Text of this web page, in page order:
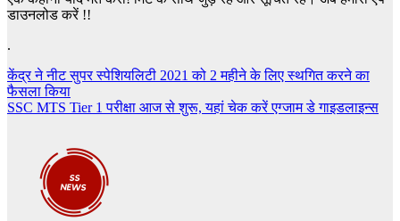
डाउनलोड करें !!
.
Post
navigation
केंद्र ने नीट सुपर स्पेशियलिटी 2021 को 2 महीने के लिए स्थगित करने का
फैसला किया
SSC MTS Tier 1 परीक्षा आज से शुरू, यहां चेक करें एग्जाम डे गाइडलाइन्स